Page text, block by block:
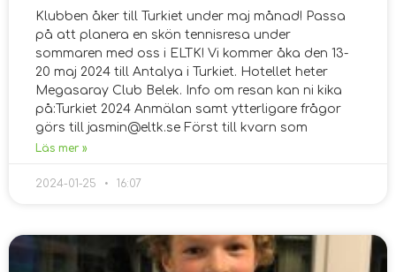
Klubben åker till Turkiet under maj månad! Passa
på att planera en skön tennisresa under
sommaren med oss i ELTK! Vi kommer åka den 13-
20 maj 2024 till Antalya i Turkiet. Hotellet heter
Megasaray Club Belek. Info om resan kan ni kika
på:Turkiet 2024 Anmälan samt ytterligare frågor
görs till jasmin@eltk.se Först till kvarn som
Läs mer »
2024-01-25 16:07